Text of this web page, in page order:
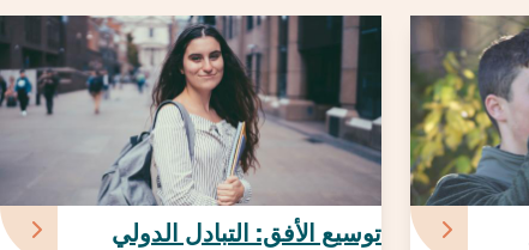
توسيع الأفق: التبادل الدولي